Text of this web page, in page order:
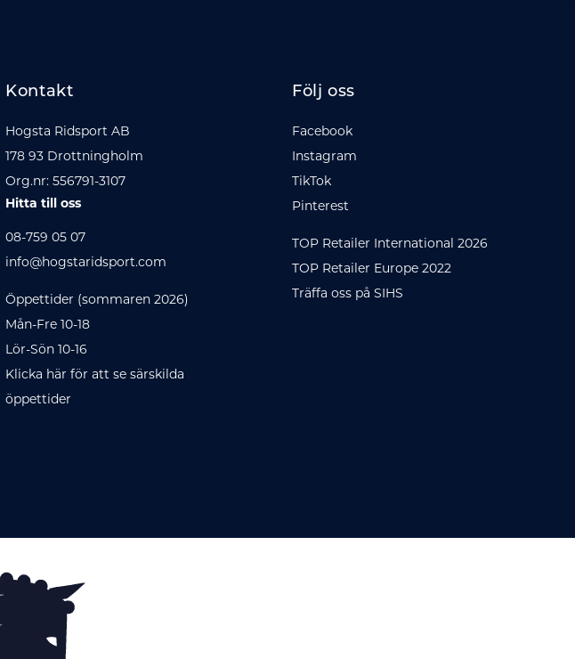
Kontakt
Hogsta Ridsport AB
178 93 Drottningholm
Org.nr: 556791-3107
Hitta till oss
08-759 05 07
info@hogstaridsport.com
Öppettider (sommaren 2026)
Mån-Fre 10-18
Lör-Sön 10-16
Klicka här för att se särskilda
öppettider
Följ oss
Facebook
Instagram
TikTok
Pinterest
TOP Retailer International 2026
TOP Retailer Europe 2022
Träffa oss på SIHS